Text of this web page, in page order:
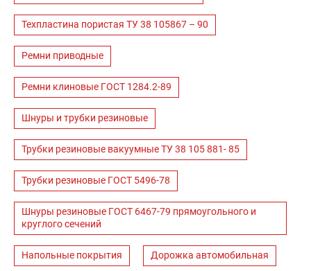
Техпластина пористая ТУ 38 105867 – 90
Ремни приводные
Ремни клиновые ГОСТ 1284.2-89
Шнуры и трубки резиновые
Трубки резиновые вакуумные ТУ 38 105 881- 85
Трубки резиновые ГОСТ 5496-78
Шнуры резиновые ГОСТ 6467-79 прямоугольного и
круглого сечений
Напольные покрытия Дорожка автомобильная